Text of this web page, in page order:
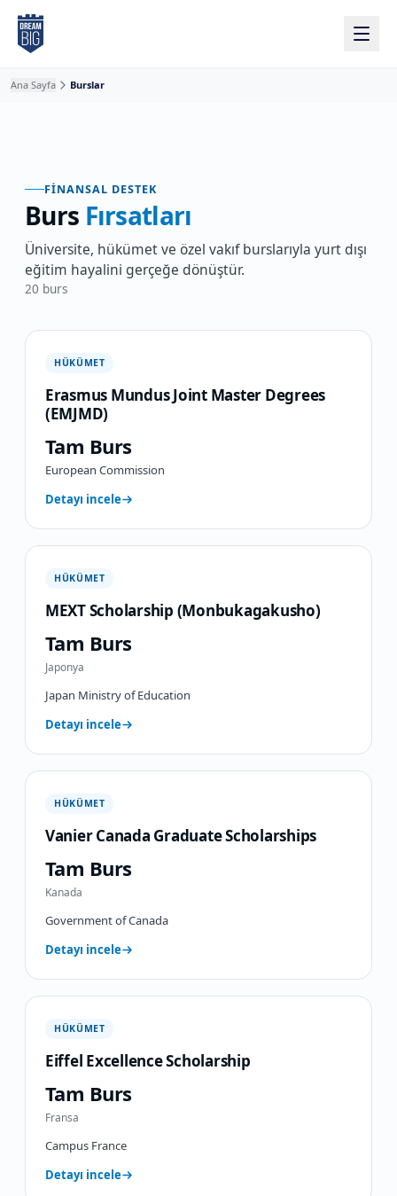
Ana içeriğe atla
Ana Sayfa Burslar
FINANSAL DESTEK
Burs Fırsatları
Üniversite, hükümet ve özel vakıf burslarıyla yurt dışı
eğitim hayalini gerçeğe dönüştür.
20 burs
HÜKÜMET
Erasmus Mundus Joint Master Degrees
(EMJMD)
Tam Burs
European Commission
Detayı incele
HÜKÜMET
MEXT Scholarship (Monbukagakusho)
Tam Burs
Japonya
Japan Ministry of Education
Detayı incele
HÜKÜMET
Vanier Canada Graduate Scholarships
Tam Burs
Kanada
Government of Canada
Detayı incele
HÜKÜMET
Eiffel Excellence Scholarship
Tam Burs
Fransa
Campus France
Detayı incele